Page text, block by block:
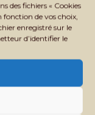
des fichiers « Cookies
fonction de vos choix,
enregistré sur le
d’identifier le